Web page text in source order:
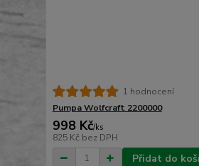
1 hodnocení
Pumpa Wolfcraft 2200000
998 Kč/ks
825 Kč bez DPH
Přidat do